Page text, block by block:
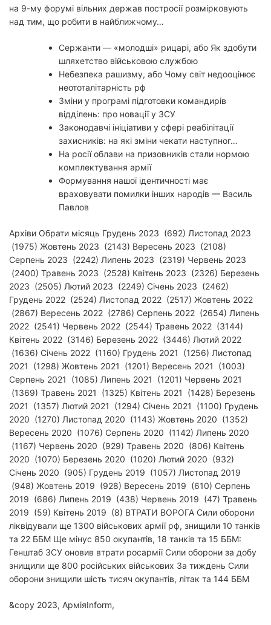
на 9-му форумі вільних держав постросії розмірковують
над тим, що робити в найближчому…
Сержанти — «молодші» рицарі, або Як здобути
шляхетство військовою службою
Небезпека рашизму, або Чому світ недооцінює
неототалітарність рф
Зміни у програмі підготовки командирів
відділень: про новації у ЗСУ
Законодавчі ініціативи у сфері реабілітації
захисників: на які зміни чекати наступног…
На росії облави на призовників стали нормою
комплектування армії
Формування нашої ідентичності має
враховувати помилки інших народів — Василь
Павлов
Архіви Обрати місяць Грудень 2023 (692) Листопад 2023
(1975) Жовтень 2023 (2143) Вересень 2023 (2108)
Серпень 2023 (2242) Липень 2023 (2319) Червень 2023
(2400) Травень 2023 (2528) Квітень 2023 (2326) Березень
2023 (2505) Лютий 2023 (2249) Січень 2023 (2462)
Грудень 2022 (2524) Листопад 2022 (2517) Жовтень 2022
(2867) Вересень 2022 (2786) Серпень 2022 (2654) Липень
2022 (2541) Червень 2022 (2544) Травень 2022 (3144)
Квітень 2022 (3146) Березень 2022 (3446) Лютий 2022
(1636) Січень 2022 (1160) Грудень 2021 (1256) Листопад
2021 (1298) Жовтень 2021 (1201) Вересень 2021 (1003)
Серпень 2021 (1085) Липень 2021 (1201) Червень 2021
(1369) Травень 2021 (1325) Квітень 2021 (1428) Березень
2021 (1357) Лютий 2021 (1294) Січень 2021 (1100) Грудень
2020 (1270) Листопад 2020 (1143) Жовтень 2020 (1352)
Вересень 2020 (1076) Серпень 2020 (1142) Липень 2020
(1167) Червень 2020 (929) Травень 2020 (806) Квітень
2020 (1070) Березень 2020 (1020) Лютий 2020 (932)
Січень 2020 (905) Грудень 2019 (1057) Листопад 2019
(948) Жовтень 2019 (928) Вересень 2019 (610) Серпень
2019 (686) Липень 2019 (438) Червень 2019 (47) Травень
2019 (59) Квітень 2019 (8) ВТРАТИ ВОРОГА Сили оборони
ліквідували ще 1300 військових армії рф, знищили 10 танків
та 22 ББМ Ще мінус 850 окупантів, 18 танків та 15 ББМ:
Генштаб ЗСУ оновив втрати росармії Сили оборони за добу
знищили ще 800 російських військових За тиждень Сили
оборони знищили шість тисяч окупантів, літак та 144 ББМ
&copy 2023, АрміяInform,